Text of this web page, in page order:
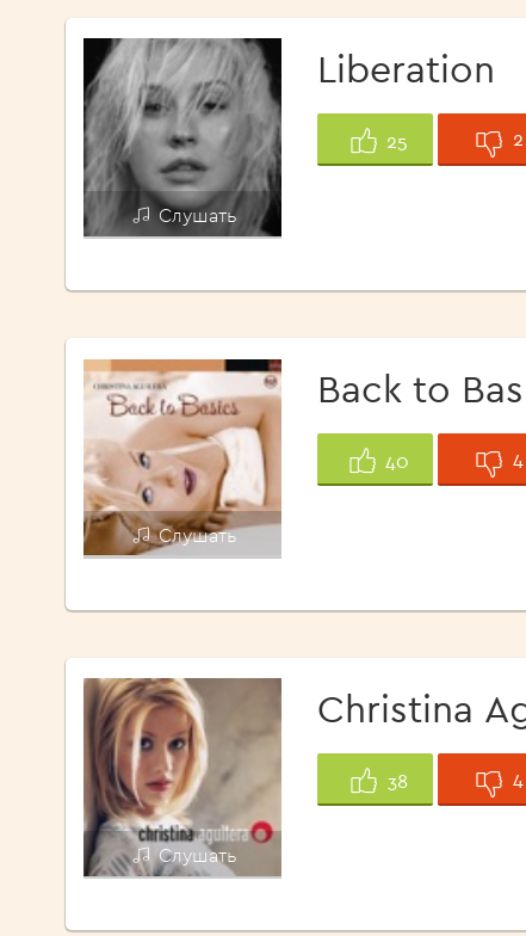
Слушать
Liberation
25 2
Слушать
Back to
40 4
Слушать
Christina
38 4